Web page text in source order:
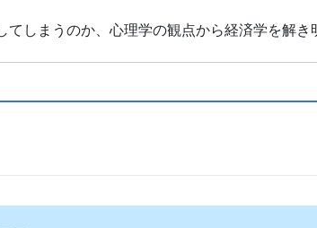
てしまうのか、心理学の観点から経済学を解き